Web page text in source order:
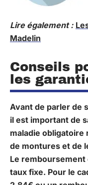
Lire également :
Madelin
Conseils
les
Avant de parler de
il est important de
maladie obligatoire
de montures et de
Le remboursement
taux fixe. Pour le